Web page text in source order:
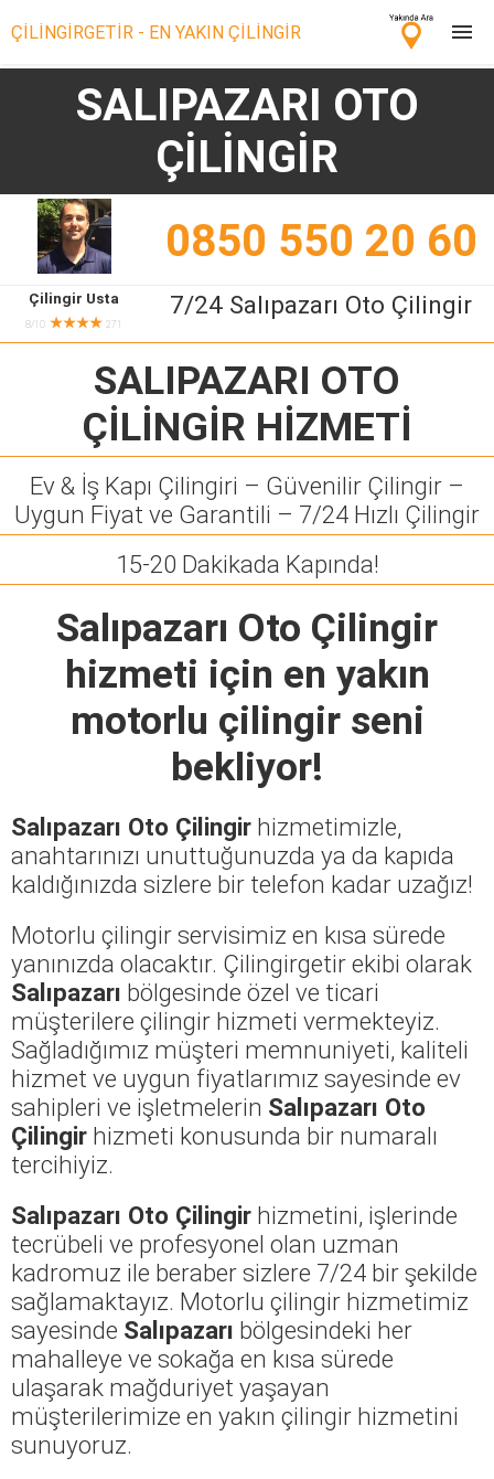
ÇİLİNGİRGETİR - EN YAKIN ÇİLİNGİR
Çilingir Ara
Çilingir misin? Bize Katıl!
SALIPAZARI OTO
ÇİLİNGİR
0850 550 20 60
Çilingir Usta
8/10 ★★★★271
7/24 Salıpazarı Oto Çilingir
SALIPAZARI OTO
ÇİLİNGİR HİZMETİ
Ev & İş Kapı Çilingiri – Güvenilir Çilingir –
Uygun Fiyat ve Garantili – 7/24 Hızlı Çilingir
15-20 Dakikada Kapında!
Salıpazarı Oto Çilingir
hizmeti için en yakın
motorlu çilingir seni
bekliyor!
Salıpazarı Oto Çilingir hizmetimizle,
anahtarınızı unuttuğunuzda ya da kapıda
kaldığınızda sizlere bir telefon kadar uzağız!
Motorlu çilingir servisimiz en kısa sürede
yanınızda olacaktır. Çilingirgetir ekibi olarak
Salıpazarı bölgesinde özel ve ticari
müşterilere çilingir hizmeti vermekteyiz.
Sağladığımız müşteri memnuniyeti, kaliteli
hizmet ve uygun fiyatlarımız sayesinde ev
sahipleri ve işletmelerin Salıpazarı Oto
Çilingir hizmeti konusunda bir numaralı
tercihiyiz.
Salıpazarı Oto Çilingir hizmetini, işlerinde
tecrübeli ve profesyonel olan uzman
kadromuz ile beraber sizlere 7/24 bir şekilde
sağlamaktayız. Motorlu çilingir hizmetimiz
sayesinde Salıpazarı bölgesindeki her
mahalleye ve sokağa en kısa sürede
ulaşarak mağduriyet yaşayan
müşterilerimize en yakın çilingir hizmetini
sunuyoruz.